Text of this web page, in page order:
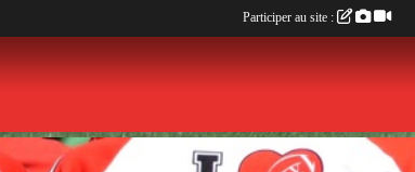
Participer au site :